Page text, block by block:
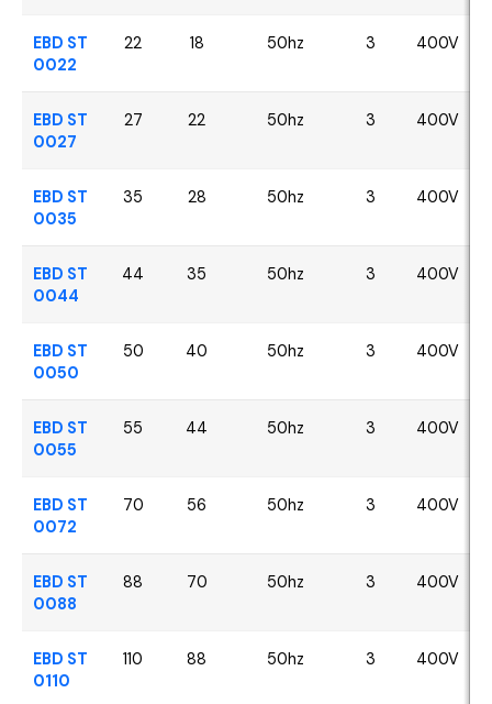
EBD ST
0022
22 18 50hz 3 400V
EBD ST
0027
27 22 50hz 3 400V
EBD ST
0035
35 28 50hz 3 400V
EBD ST
0044
44 35 50hz 3 400V
EBD ST
0050
50 40 50hz 3 400V
EBD ST
0055
55 44 50hz 3 400V
EBD ST
0072
70 56 50hz 3 400V
EBD ST
0088
88 70 50hz 3 400V
EBD ST
0110
110 88 50hz 3 400V